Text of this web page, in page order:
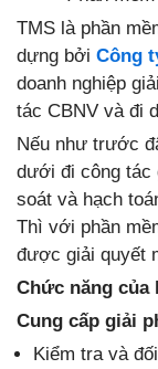
TMS là phần
dựng bởi Công
doanh nghiệp
tác CBNV và đi
Nếu như trước
dưới đi công tác
soát và hạch
Thì với phần
được giải quyết
Chức năng của
Cung cấp giải
Kiểm tra và